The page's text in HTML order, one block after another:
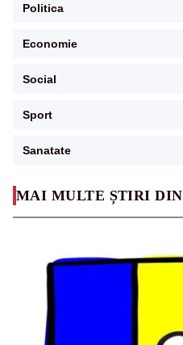
MAI MULTE ȘTIRI DIN
Politica
Economie
Social
Sport
Sanatate